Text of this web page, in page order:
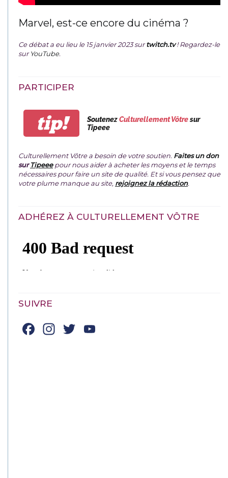
Marvel, est-ce encore du cinéma ?
Ce débat a eu lieu le 15 janvier 2023 surtwitch.tv ! Regardez-le
surYouTube.
PARTICIPER
tip! SoutenezCulturellement Vôtresur
Tipeee
Culturellement Vôtre a besoin de votre soutien. Faites un don
surTipeeepour nous aider à acheter les moyens et le temps
nécessaires pour faire un site de qualité. Et si vous pensez que
votre plume manque au site, rejoignez la rédaction.
ADHÉREZ À CULTURELLEMENT VÔTRE
SUIVRE
Facebook
Instagram
Twitter